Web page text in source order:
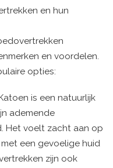
en hun
en voordelen.
opties:
is een natuurlijk
ademende
Het voelt zacht aan op
een gevoelige huid
zijn ook